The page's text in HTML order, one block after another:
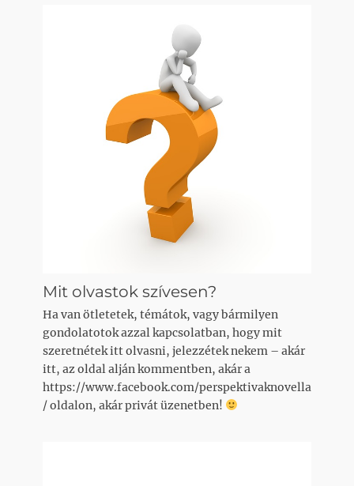
Mit olvastok szívesen?
Ha van ötletetek, témátok, vagy bármilyen
gondolatotok azzal kapcsolatban, hogy mit
szeretnétek itt olvasni, jelezzétek nekem – akár
itt, az oldal alján kommentben, akár a
https://www.facebook.com/perspektivaknovella
/ oldalon, akár privát üzenetben!